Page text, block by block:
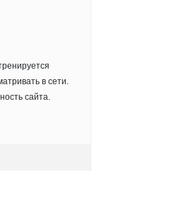
в сети.
сайта.